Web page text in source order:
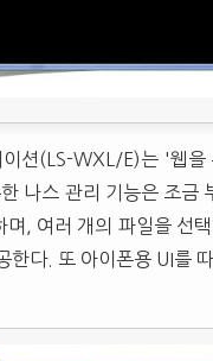
이션(LS-WXL/E)는 '웹
나스 관리 기능은 조금
며, 여러 개의 파일을 선
한다. 또 아이폰용 UI를